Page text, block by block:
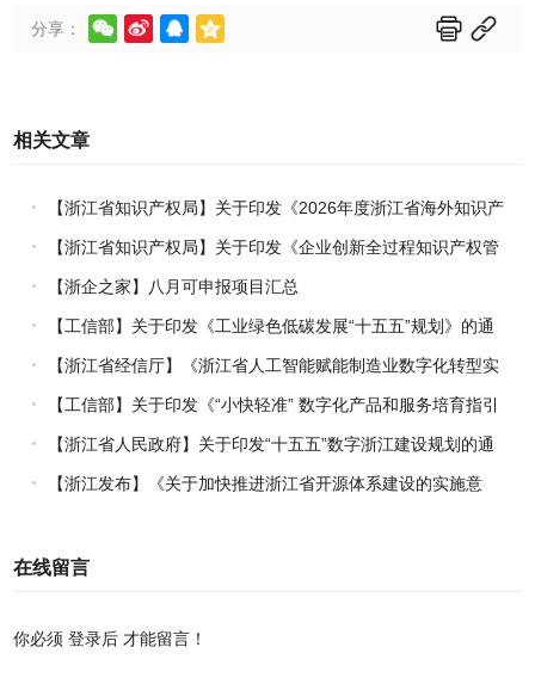
分享：      
相关文章
【浙江省知识产权局】关于印发《2026年度浙江省海外知识产
权风险统一基础性保障保险实施方案》的通知
【浙江省知识产权局】关于印发《企业创新全过程知识产权管
理指引》的通知
【浙企之家】八月可申报项目汇总
【工信部】关于印发《工业绿色低碳发展“十五五”规划》的通
知
【浙江省经信厅】《浙江省人工智能赋能制造业数字化转型实
施方案（2026-2030年）》印发
【工信部】关于印发《“小快轻准” 数字化产品和服务培育指引
（2026年版）》的通知
【浙江省人民政府】关于印发“十五五”数字浙江建设规划的通
知
【浙江发布】《关于加快推进浙江省开源体系建设的实施意
在线留言
你必须登录后 才能留言！